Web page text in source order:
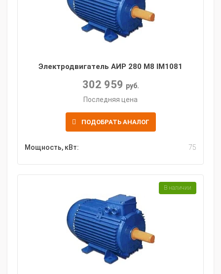
Электродвигатель АИР 280 M8 IM1081
302 959 руб.
Последняя цена
ПОДОБРАТЬ АНАЛОГ
Мощность, кВт: 75
В наличии